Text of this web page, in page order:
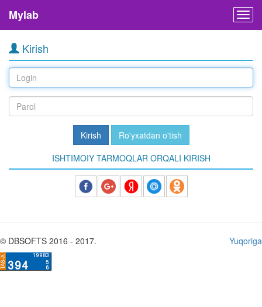
Mylab
Kirish
Kirish
Ro'yxatdan o'tish
ISHTIMOIY TARMOQLAR ORQALI KIRISH
Yuqoriga
© DBSOFTS 2016 - 2017.